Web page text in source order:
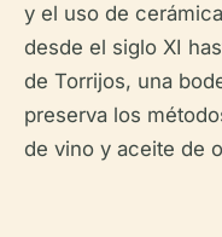
y el uso de
desde el siglo XI
de Torrijos, una
preserva los
de vino y aceite de